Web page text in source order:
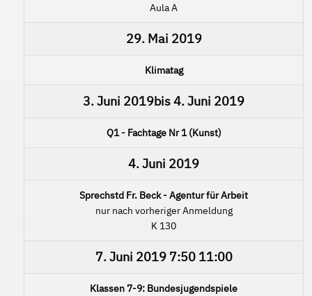
Aula A
29. Mai 2019
Klimatag
3. Juni 2019bis4. Juni 2019
Q1 - Fachtage Nr 1 (Kunst)
4. Juni 2019
Sprechstd Fr. Beck - Agentur für Arbeit
nur nach vorheriger Anmeldung
K 130
7. Juni 20197:50 11:00
Klassen 7-9: Bundesjugendspiele